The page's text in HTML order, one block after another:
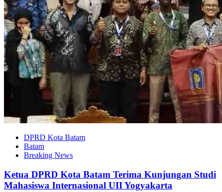
DPRD Kota Batam
Batam
Breaking News
Ketua DPRD Kota Batam Terima Kunjungan Studi
Mahasiswa Internasional UII Yogyakarta